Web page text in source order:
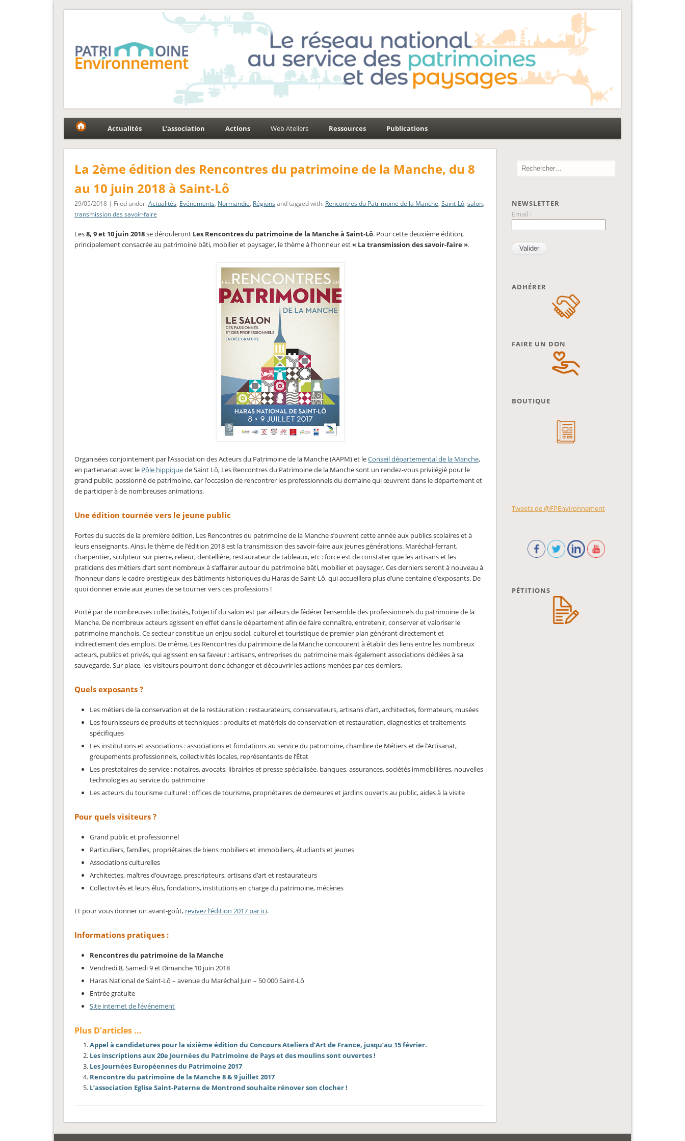
Fédération Patrimoine-Environnement
Actualités L’association Actions Web Ateliers Ressources Publications
La 2ème édition des Rencontres du patrimoine de la Manche, du 8
au 10 juin 2018 à Saint-Lô
29/05/2018 | Filed under:Actualités, Evénements, Normandie, Régions and tagged with: Rencontres du Patrimoine de la Manche, Saint-Lô, salon,
transmission des savoir-faire
Les8, 9 et 10 juin 2018se dérouleront Les Rencontres du patrimoine de la Manche à Saint-Lô. Pour cette deuxième édition,
principalement consacrée au patrimoine bâti, mobilier et paysager, le thème à l’honneur est« La transmission des savoir-faire ».
Organisées conjointement par l’Association des Acteurs du Patrimoine de la Manche(AAPM) et leConseil départemental de la Manche,
en partenariat avec le Pôle hippiquede Saint Lô, Les Rencontres du Patrimoine de la Manche sont un rendez-vous privilégié pour le
grand public, passionné de patrimoine, car l’occasion de rencontrer les professionnels du domaine qui œuvrent dans le département et
de participer à de nombreuses animations.
Une édition tournée vers le jeune public
Fortes du succès de la première édition, Les Rencontres du patrimoine de la Manche s’ouvrent cette année aux publics scolaires et à
leurs enseignants. Ainsi, le thème de l’édition 2018 est la transmission des savoir-faire aux jeunes générations. Maréchal-ferrant,
charpentier, sculpteur sur pierre, relieur, dentellière, restaurateur de tableaux, etc : force est de constater que les artisans et les
praticiens des métiers d’art sont nombreux à s’affairer autour du patrimoine bâti, mobilier et paysager. Ces derniers seront à nouveau à
l’honneur dans le cadre prestigieux des bâtiments historiques du Haras de Saint-Lô, qui accueillera plus d’une centaine d’exposants. De
quoi donner envie aux jeunes de se tourner vers ces professions !
Porté par de nombreuses collectivités, l’objectif du salon est par ailleurs de fédérer l’ensemble des professionnels du patrimoine de la
Manche. De nombreux acteurs agissent en effet dans le département afin de faire connaître, entretenir, conserver et valoriser le
patrimoine manchois. Ce secteur constitue un enjeu social, culturel et touristique de premier plan générant directement et
indirectement des emplois. De même, Les Rencontres du patrimoine de la Manche concourent à établir des liens entre les nombreux
acteurs, publics et privés, qui agissent en sa faveur : artisans, entreprises du patrimoine mais également associations dédiées à sa
sauvegarde. Sur place, les visiteurs pourront donc échanger et découvrir les actions menées par ces derniers.
Quels exposants ?
Les métiers de la conservation et de la restauration : restaurateurs, conservateurs, artisans d’art, architectes, formateurs, musées
Les fournisseurs de produits et techniques : produits et matériels de conservation et restauration, diagnostics et traitements
spécifiques
Les institutions et associations : associations et fondations au service du patrimoine, chambre de Métiers et de l’Artisanat,
groupements professionnels, collectivités locales, représentants de l’État
Les prestataires de service : notaires, avocats, librairies et presse spécialisée, banques, assurances, sociétés immobilières, nouvelles
technologies au service du patrimoine
Les acteurs du tourisme culturel : offices de tourisme, propriétaires de demeures et jardins ouverts au public, aides à la visite
Pour quels visiteurs ?
Grand public et professionnel
Particuliers, familles, propriétaires de biens mobiliers et immobiliers, étudiants et jeunes
Associations culturelles
Architectes, maîtres d’ouvrage, prescripteurs, artisans d’art et restaurateurs
Collectivités et leurs élus, fondations, institutions en charge du patrimoine, mécènes
Et pour vous donner un avant-goût, revivez l’édition 2017 par ici.
Informations pratiques :
Rencontres du patrimoine de la Manche
Vendredi 8, Samedi 9 et Dimanche 10 juin 2018
Haras National de Saint-Lô – avenue du Maréchal Juin – 50 000 Saint-Lô
Entrée gratuite
Site internet de l’événement
Plus D'articles ...
Appel à candidatures pour la sixième édition du Concours Ateliers d’Art de France, jusqu’au 15 février.
Les inscriptions aux 20e Journées du Patrimoine de Pays et des moulins sont ouvertes !
Les Journées Européennes du Patrimoine 2017
Rencontre du patrimoine de la Manche 8 & 9 juillet 2017
L’association Eglise Saint-Paterne de Montrond souhaite rénover son clocher !
NEWSLETTER
Email :
ADHÉRER
FAIRE UN DON
BOUTIQUE
Tweets de @FPEnvironnement
PÉTITIONS